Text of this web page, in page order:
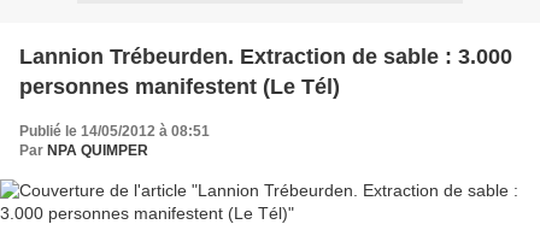
Lannion Trébeurden. Extraction de sable : 3.000
personnes manifestent (Le Tél)
Publié le 14/05/2012 à 08:51
Par NPA QUIMPER